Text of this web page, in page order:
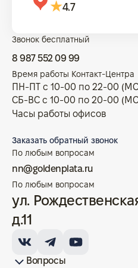
4.7
Вопросы
Звонок бесплатный
8 987 552 09 99
Время работы Контакт-Центра
ПН-ПТ с 10-00 по 22-00
СБ-ВС с 10-00 по 20-00
Часы работы офисов
Заказать обратный звонок
По любым вопросам
nn@goldenplata.ru
По любым вопросам
ул.
д.11